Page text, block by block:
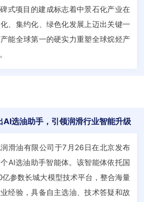
式项目的建成标志着中景石化产业在
、集约化、绿色化发展上迈出关键一
能全球第一的硬实力重塑全球烷烃产
AI选油助手，引领润滑行业智能升级
滑油有限公司于7月26日在北京发布
AI选油助手智能体。该智能体依托国
参数长城大模型技术平台，整合海量
经验，具备自主选油、技术答疑和故